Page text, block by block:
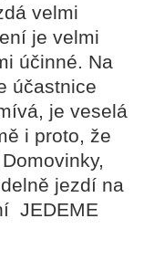
velmi
je velmi
účinné. Na
účastnice
je veselá
i proto, že
jezdí na
JEDEME